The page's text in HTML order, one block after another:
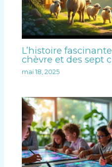
L’histoire
chèvre et des sept
mai 18, 2025